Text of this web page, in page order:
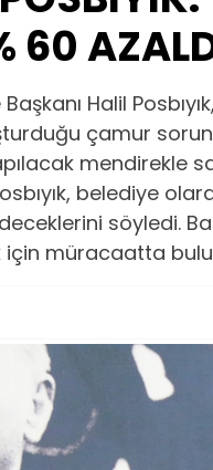
60
Halil
çamur
mendirekle
belediye
söyledi.
müracaatta